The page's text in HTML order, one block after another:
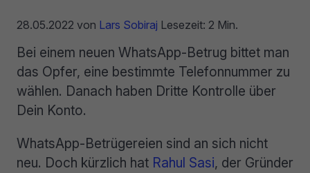
28.05.2022 von Lars Sobiraj Lesezeit: 2 Min.
Bei einem neuen WhatsApp-Betrug bittet man
das Opfer, eine bestimmte Telefonnummer zu
wählen. Danach haben Dritte Kontrolle über
Dein Konto.
WhatsApp-Betrügereien sind an sich nicht
neu. Doch kürzlich hat Rahul Sasi, der Gründer